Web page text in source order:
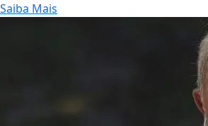
Saiba Mais